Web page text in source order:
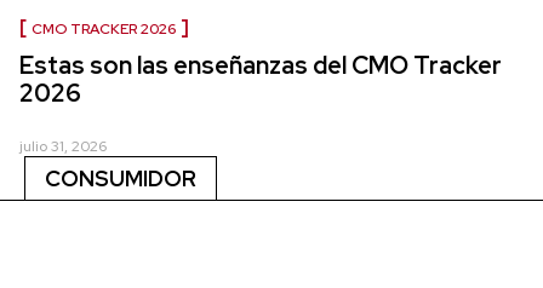
CMO TRACKER 2026
Estas son las enseñanzas del CMO Tracker
2026
julio 31, 2026
CONSUMIDOR